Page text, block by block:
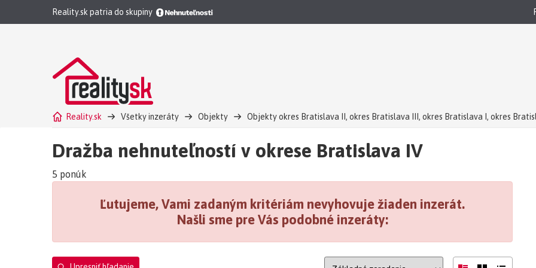
Reality.sk patria do skupiny
Reality.sk Všetky inzeráty Objekty
Objekty okres Bratislava II, okres Bratislava III, okres Bratislava I, okres
Čerpacia stanica PHM okres Bratislava II, okres Bratislava III, okres Bratislava I, okres Bratislava V, okres Bratislava IV - dražba
Dražba nehnuteľností v okrese Bratislava IV
5 ponúk
Ľutujeme, Vami zadaným kritériám nevyhovuje žiaden inzerát.
Našli sme pre Vás podobné inzeráty: